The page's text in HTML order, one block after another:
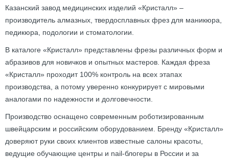
Казанский завод медицинских изделий «Кристалл» –
производитель алмазных, твердосплавных фрез для маникюра,
педикюра, подологии и стоматологии.
В каталоге «Кристалл» представлены фрезы различных форм и
абразивов для новичков и опытных мастеров. Каждая фреза
«Кристалл» проходит 100% контроль на всех этапах
производства, а потому уверенно конкурирует с мировыми
аналогами по надежности и долговечности.
Производство оснащено современным роботизированным
швейцарским и российским оборудованием. Бренду «Кристалл»
доверяют руки своих клиентов известные салоны красоты,
ведущие обучающие центры и nail-блогеры в России и за